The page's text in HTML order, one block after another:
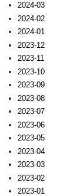
2024-03
2024-02
2024-01
2023-12
2023-11
2023-10
2023-09
2023-08
2023-07
2023-06
2023-05
2023-04
2023-03
2023-02
2023-01